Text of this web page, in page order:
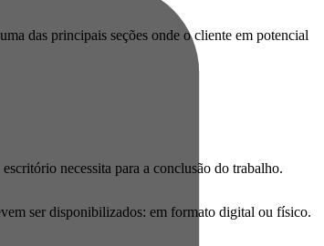
das principais seções onde o cliente em potencial
necessita para a conclusão do trabalho.
ser disponibilizados: em formato digital ou físico.